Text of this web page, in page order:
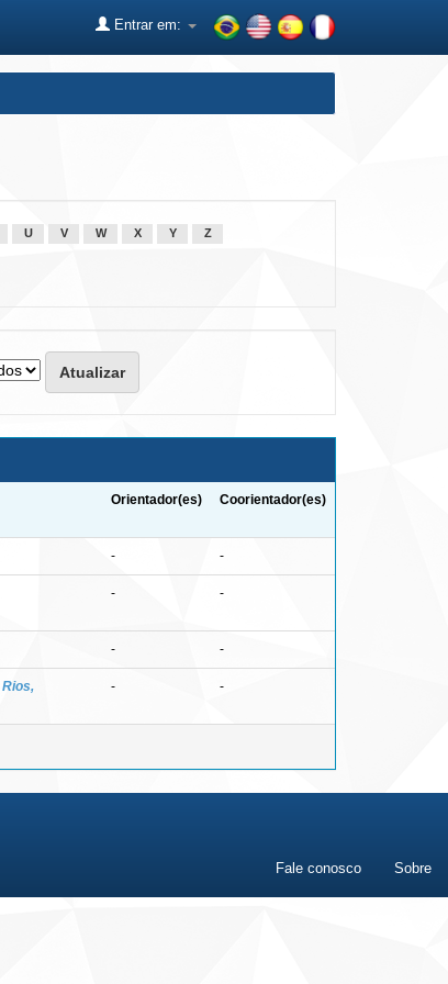
Entrar em:
U V W X Y Z
Orientador(es) Coorientador(es)
- -
- -
- -
Rios,
- -
Fale conosco Sobre